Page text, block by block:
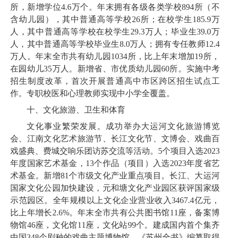
所，新增学位4.6万个。年末拥有各级各类学校894所（不
含幼儿园），其中普通高等学校26所；在校学生185.9万
人，其中普通高等学校在校学生29.3万人；毕业生39.0万
人，其中普通高等学校毕业生8.0万人；拥有专任教师12.4
万人。年末全市共有幼儿园 1034所，比上年末增加19所，
在园幼儿35万人。新增省、市优质幼儿园60所。实施中考
招生制度改革，首次开展普通高中市区跨区招生试点工
作。专职校医和心理教师实现中小学全覆盖。
十、文化旅游、卫生和体育
文化事业繁荣发展。成功举办大运河文化旅游博览
会、江南文化艺术旅游节、长江文化节、文博会、戏曲百
戏盛典、费城交响乐团访苏交流等活动。 5个项目入选2023
年度国家艺术基金， 13个作品（项目）入选2023年度省艺
术基金。 新增81个市级文化产业重点项目。长江、大运河
国家文化公园加快建设，元和塘文化产业园区获评国家级
示范园区。全年规模以上文化企业营业收入3467.4亿元，
比上年增长2.6%。年末全市共有公共图书馆11 座，备案博
物馆46座，文化馆11 座，文化站99个。建成国内首个集齐